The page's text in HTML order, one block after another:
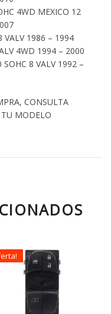
4WD MEXICO 12
VALV 1986 – 1994
4WD 1994 – 2000
8 VALV 1992 –
CONSULTA
MODELO